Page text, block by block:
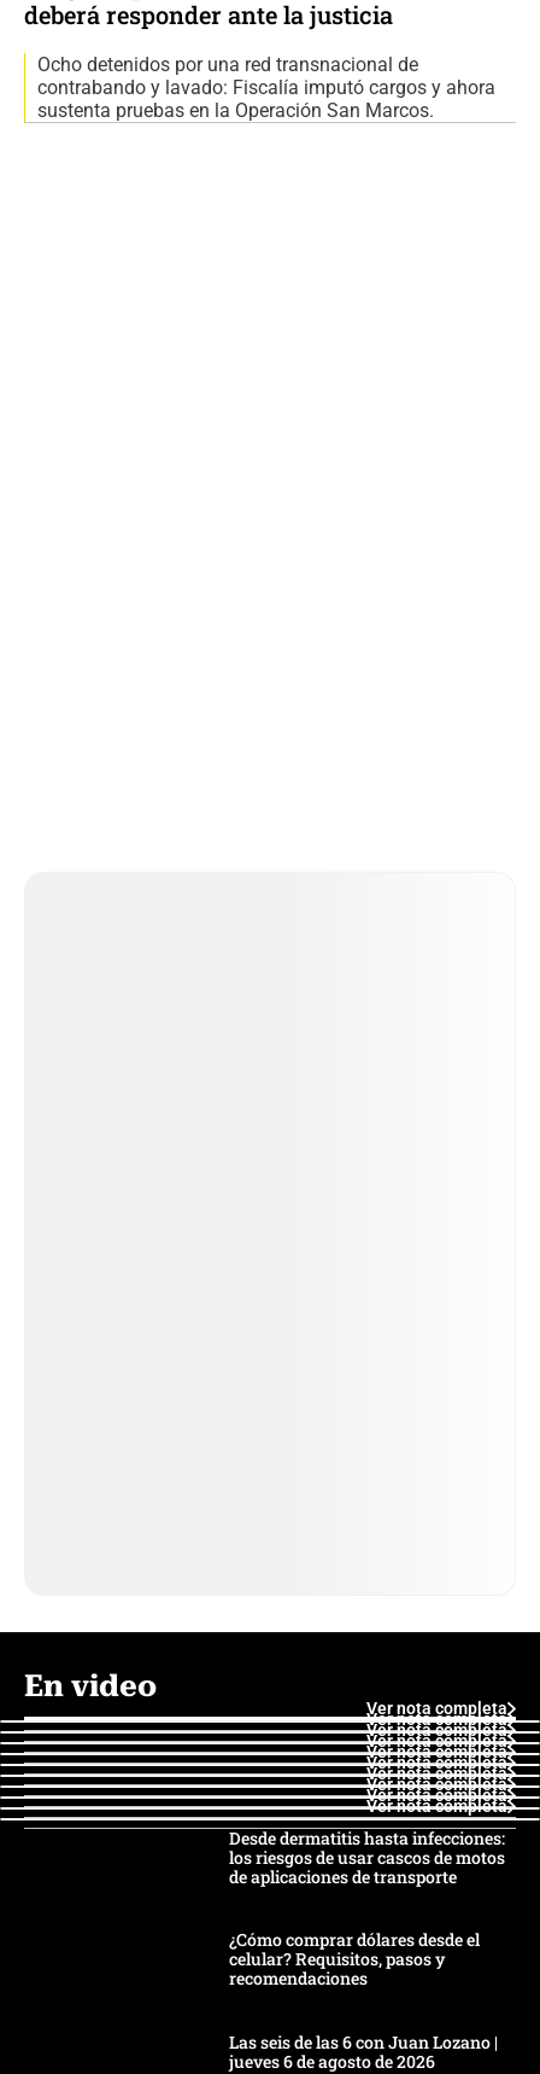
deberá responder ante la justicia
Ocho detenidos por una red transnacional de
contrabando y lavado: Fiscalía imputó cargos y ahora
sustenta pruebas en la Operación San Marcos.
En video
Ver nota completa
Ver nota completa
Ver nota completa
Ver nota completa
Ver nota completa
Ver nota completa
Ver nota completa
Ver nota completa
Ver nota completa
Ver nota completa
Desde dermatitis hasta infecciones:
los riesgos de usar cascos de motos
de aplicaciones de transporte
¿Cómo comprar dólares desde el
celular? Requisitos, pasos y
recomendaciones
Las seis de las 6 con Juan Lozano |
jueves 6 de agosto de 2026